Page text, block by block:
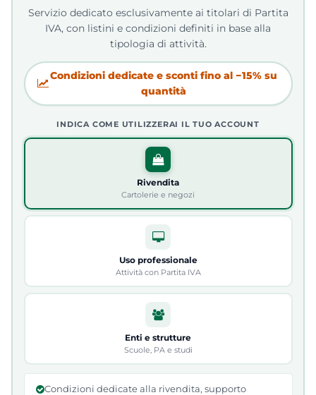
Servizio dedicato esclusivamente ai titolari di Partita
IVA, con listini e condizioni definiti in base alla
tipologia di attività.
Condizioni dedicate e sconti fino al −15% su
quantità
INDICA COME UTILIZZERAI IL TUO ACCOUNT
Rivendita
Cartolerie e negozi
Uso professionale
Attività con Partita IVA
Enti e strutture
Scuole, PA e studi
Condizioni dedicate alla rivendita, supporto